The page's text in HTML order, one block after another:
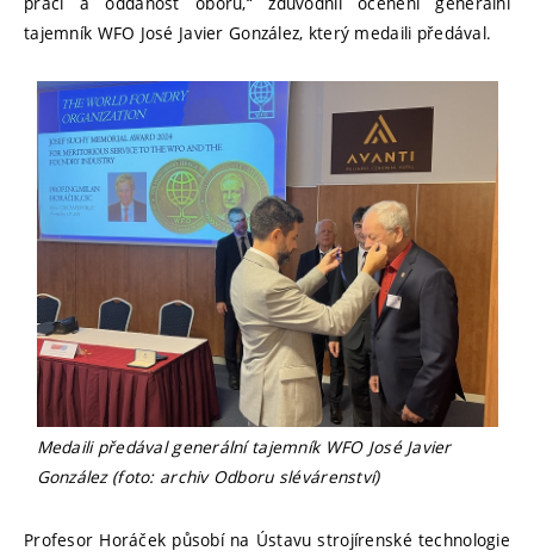
tajemník WFO José Javier González, který medaili předával.
Medaili předával generální tajemník WFO José Javier
González (foto: archiv Odboru slévárenství)
Profesor Horáček působí na Ústavu strojírenské technologie